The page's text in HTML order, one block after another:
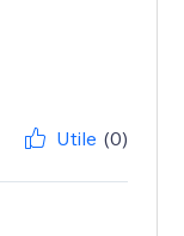
Utile (0)